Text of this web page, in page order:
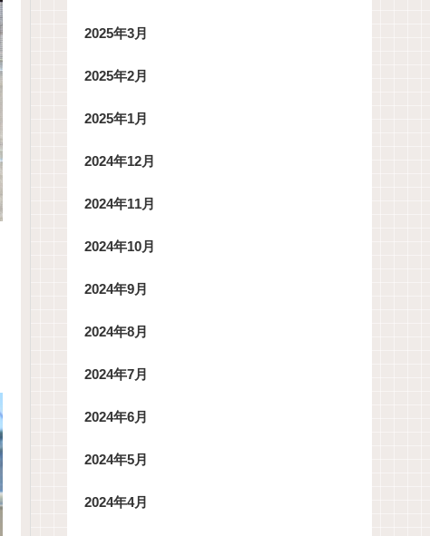
2025年3月
2025年2月
2025年1月
2024年12月
2024年11月
2024年10月
2024年9月
2024年8月
2024年7月
2024年6月
2024年5月
2024年4月